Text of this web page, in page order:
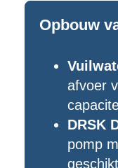
Opbouw
afvoer
DRSK
pomp